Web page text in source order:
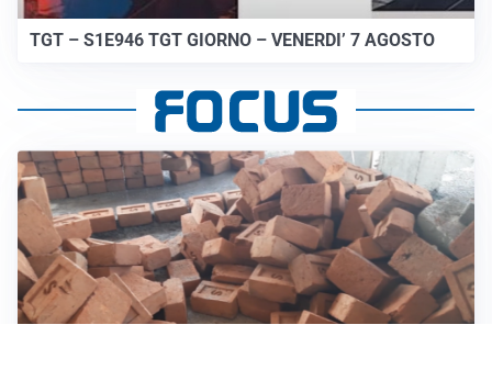
TGT – S1E946 TGT GIORNO – VENERDI’ 7 AGOSTO